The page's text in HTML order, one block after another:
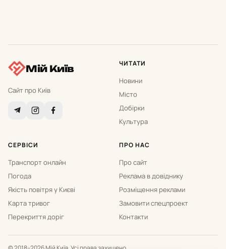
Мій Київ
Сайт про Київ
ЧИТАТИ
Новини
Місто
Добірки
Культура
СЕРВІСИ
Транспорт онлайн
Погода
Якість повітря у Києві
Карта тривог
Перекриття доріг
ПРО НАС
Про сайт
Реклама в довіднику
Розміщення реклами
Замовити спецпроект
Контакти